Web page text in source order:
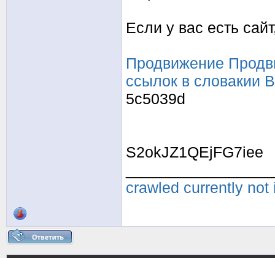
Если у вас есть
Продвижение
ссылок в словакии
5c5039d
S2okJZ1QEjFG7iee
crawled currently not